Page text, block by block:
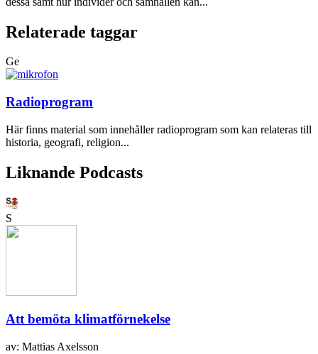
Relaterade taggar
Ge
Radioprogram
Här finns material som innehåller radioprogram som kan relateras till
historia, geografi, religion...
Liknande Podcasts
S
Att bemöta klimatförnekelse
av: Mattias Axelsson